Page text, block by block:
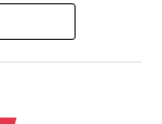
– vineri,